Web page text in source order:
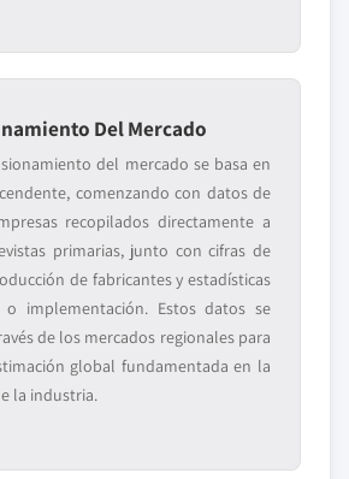
Del Mercado
del mercado se basa en
comenzando con datos de
recopilados directamente a
primarias, junto con cifras de
de fabricantes y estadísticas
o implementación. Estos datos se
de los mercados regionales para
global fundamentada en la
la industria.